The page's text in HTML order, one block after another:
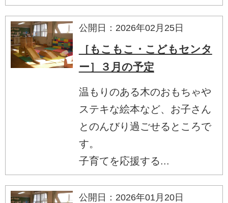
公開日：2026年02月25日
［もこもこ・こどもセンタ
ー］３月の予定
温もりのある木のおもちゃや
ステキな絵本など、お子さん
とのんびり過ごせるところで
す。
子育てを応援する...
公開日：2026年01月20日